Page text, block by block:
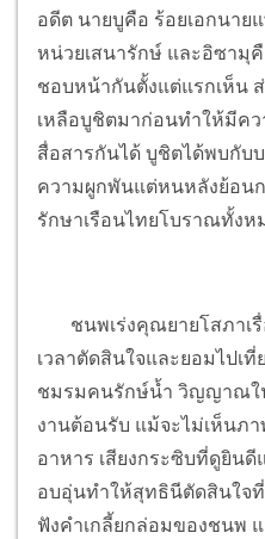
อดีต นายบูคือ ร้อยเอกนา
หน่วยเสนารักษ์ และอิซามุ
ชอบหน้ากันตั้งแต่แรกเห็น
เหลือบูชิตมาก่อนทำให้มีคว
สื่อสารกันได้ บูชิตได้พบกั
ความผูกพันแต่หนหลังย้อน
รักษาเรือนไทยโบราณทั้งห
ชนพเร่งคุณยายโสภาเรื่
เวลาตัดสินใจและยอมไปเ
ชมรมคนรักษ์น้ำ วิญญาณใ
งานต้อนรับ แม้จะไม่เห็นภ
อาหาร เสียงกระซิบที่ดูยินดี
อบอุ่นทำให้สุทธินีตัดสินใจที่
ฟังคำเกลี้ยกล่อมของชนพ